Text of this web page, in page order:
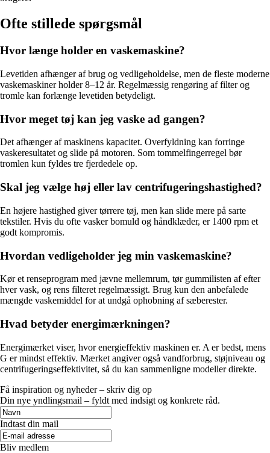
Ofte stillede spørgsmål
Hvor længe holder en vaskemaskine?
Levetiden afhænger af brug og vedligeholdelse, men de fleste moderne
vaskemaskiner holder 8–12 år. Regelmæssig rengøring af filter og
tromle kan forlænge levetiden betydeligt.
Hvor meget tøj kan jeg vaske ad gangen?
Det afhænger af maskinens kapacitet. Overfyldning kan forringe
vaskeresultatet og slide på motoren. Som tommelfingerregel bør
tromlen kun fyldes tre fjerdedele op.
Skal jeg vælge høj eller lav centrifugeringshastighed?
En højere hastighed giver tørrere tøj, men kan slide mere på sarte
tekstiler. Hvis du ofte vasker bomuld og håndklæder, er 1400 rpm et
godt kompromis.
Hvordan vedligeholder jeg min vaskemaskine?
Kør et renseprogram med jævne mellemrum, tør gummilisten af efter
hver vask, og rens filteret regelmæssigt. Brug kun den anbefalede
mængde vaskemiddel for at undgå ophobning af sæberester.
Hvad betyder energimærkningen?
Energimærket viser, hvor energieffektiv maskinen er. A er bedst, mens
G er mindst effektiv. Mærket angiver også vandforbrug, støjniveau og
centrifugeringseffektivitet, så du kan sammenligne modeller direkte.
Få inspiration og nyheder – skriv dig op
Din nye yndlingsmail – fyldt med indsigt og konkrete råd.
Indtast din mail
Bliv medlem